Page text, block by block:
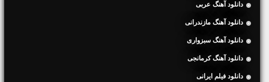
دانلود آهنگ عربی
دانلود آهنگ مازندرانی
دانلود آهنگ سبزواری
دانلود آهنگ کرمانجی
دانلود فیلم ایرانی